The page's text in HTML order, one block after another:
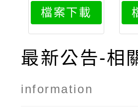
3
檔案下載
最新公告-相
information